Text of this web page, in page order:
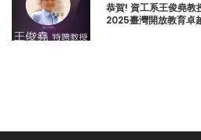
恭賀! 資工系王俊堯教
2025臺灣開放教育卓